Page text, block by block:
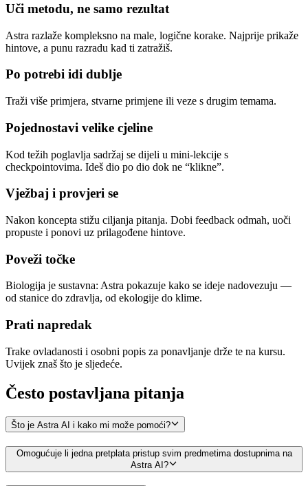
Uči metodu, ne samo rezultat
Astra razlaže kompleksno na male, logične korake. Najprije prikaže
hintove, a punu razradu kad ti zatražiš.
Po potrebi idi dublje
Traži više primjera, stvarne primjene ili veze s drugim temama.
Pojednostavi velike cjeline
Kod težih poglavlja sadržaj se dijeli u mini-lekcije s
checkpointovima. Ideš dio po dio dok ne “klikne”.
Vježbaj i provjeri se
Nakon koncepta stižu ciljanja pitanja. Dobi feedback odmah, uoči
propuste i ponovi uz prilagođene hintove.
Poveži točke
Biologija je sustavna: Astra pokazuje kako se ideje nadovezuju —
od stanice do zdravlja, od ekologije do klime.
Prati napredak
Trake ovladanosti i osobni popis za ponavljanje drže te na kursu.
Uvijek znaš što je sljedeće.
Često postavljana pitanja
Što je Astra AI i kako mi može pomoći?
Omogućuje li jedna pretplata pristup svim predmetima dostupnima na
Astra AI?